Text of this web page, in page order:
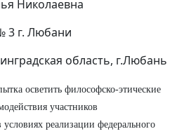
Николаевна
3 г. Любани
область, г.Любань
осветить философско-этические
участников
реализации федерального